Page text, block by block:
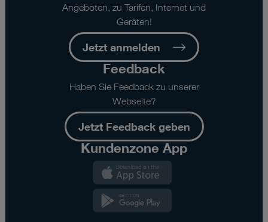
Angeboten, zu Tarifen, Internet und
Geräten!
Jetzt anmelden
Feedback
Haben Sie Feedback zu unserer
Webseite?
Jetzt Feedback geben
Kundenzone App